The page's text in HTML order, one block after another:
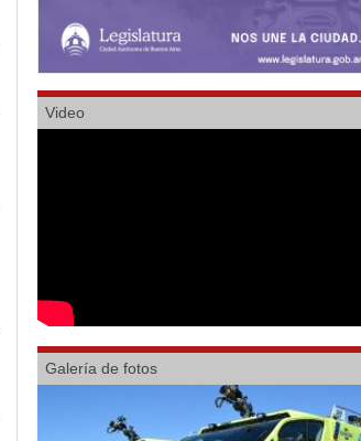
Video
Galería de fotos